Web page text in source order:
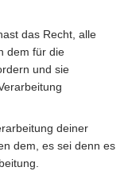
das Recht, alle
dem für die
und sie
deiner
dem, es sei denn es